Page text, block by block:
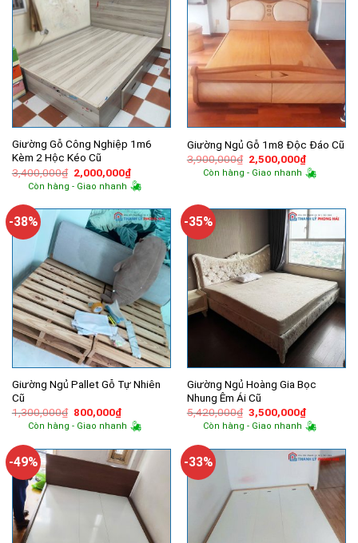
Giường Gỗ Công Nghiệp 1m6
Kèm 2 Hộc Kéo Cũ
3,400,000₫ Giá
gốc
là:
2,000,000₫Giá
hiện
tại
2,000,000₫.
Còn hàng - Giao nhanh
Giường Ngủ Gỗ 1m8 Độc Đáo Cũ
3,900,000₫ Giá
gốc
là:
2,500,000₫Giá
hiện
tại
Còn hàng - Giao nhanh
-38%
Giường Ngủ Pallet Gỗ Tự Nhiên
Cũ
1,300,000₫ Giá
gốc
là:
800,000₫Giá
hiện
tại
800,000₫.
Còn hàng - Giao nhanh
-35%
Giường Ngủ Hoàng Gia Bọc
Nhung Êm Ái Cũ
5,420,000₫ Giá
gốc
là:
3,500,000₫Giá
hiện
tại
Còn hàng - Giao nhanh
-49% -33%